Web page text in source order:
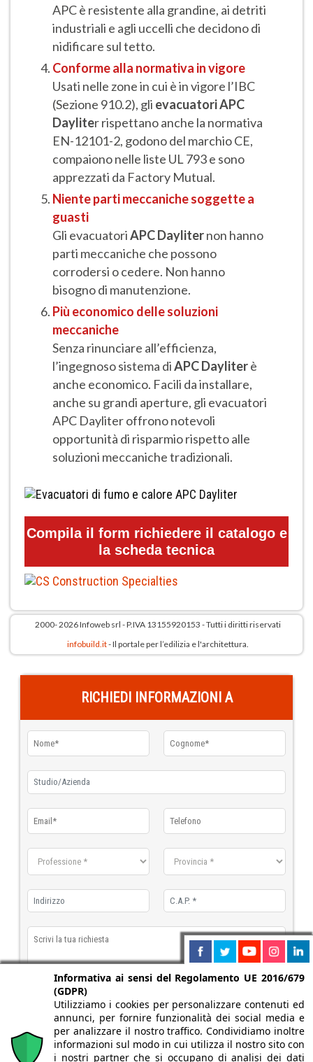
APC è resistente alla grandine, ai detriti
industriali e agli uccelli che decidono di
nidificare sul tetto.
Conforme alla normativa in vigore
Usati nelle zone in cui è in vigore l’IBC
(Sezione 910.2), gli evacuatori APC
Dayliter rispettano anche la normativa
EN-12101-2, godono del marchio CE,
compaiono nelle liste UL 793 e sono
apprezzati da Factory Mutual.
Niente parti meccaniche soggette a
guasti
Gli evacuatoriAPC Dayliternon hanno
parti meccaniche che possono
corrodersi o cedere. Non hanno
bisogno di manutenzione.
Più economico delle soluzioni
meccaniche
Senza rinunciare all’efficienza,
l’ingegnoso sistema diAPC Dayliterè
anche economico. Facili da installare,
anche su grandi aperture, gli evacuatori
APC Dayliter offrono notevoli
opportunità di risparmio rispetto alle
soluzioni meccaniche tradizionali.
Compila il form richiedere il catalogo e
la scheda tecnica
2000- 2026 Infoweb srl - P.IVA 13155920153 - Tutti i diritti riservati
infobuild.it- Il portale per l’edilizia e l'architettura.
RICHIEDI INFORMAZIONI A
Richiedo il catalogo
Richiedo la scheda tecnica
dichiaro di aver letto e accettatol'informativa sulla privacy
Informativa ai sensi del Regolamento UE 2016/679
(GDPR)
Utilizziamo i cookies per personalizzare contenuti ed
annunci, per fornire funzionalità dei social media e
per analizzare il nostro traffico. Condividiamo inoltre
informazioni sul modo in cui utilizza il nostro sito con
i nostri partner che si occupano di analisi dei dati